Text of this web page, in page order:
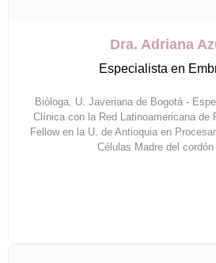
Dra. Adriana
Especialista en
Bióloga, U. Javeriana de Bogotá -
Clínica con la Red Latinoamericana de
Fellow en la U. de Antioquia en
Células Madre del